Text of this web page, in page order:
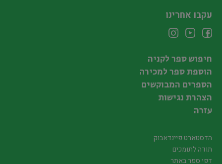
עקבו אחרינו
חיפוש ספר לקניה
הוספת ספר למכירה
הספרים המבוקשים
הצהרת נגישות
עזרה
הדסטארט פיינדאבוק
תודה לתומכים
דפי ספר באתר